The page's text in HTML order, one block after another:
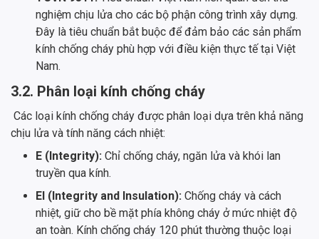
nghiệm chịu lửa cho các bộ phận công trình xây dựng.
Đây là tiêu chuẩn bắt buộc để đảm bảo các sản phẩm
kính chống cháy phù hợp với điều kiện thực tế tại Việt
Nam.
3.2. Phân loại kính chống cháy
Các loại kính chống cháy được phân loại dựa trên khả năng
chịu lửa và tính năng cách nhiệt:
E (Integrity): Chỉ chống cháy, ngăn lửa và khói lan
truyền qua kính.
EI (Integrity and Insulation): Chống cháy và cách
nhiệt, giữ cho bề mặt phía không cháy ở mức nhiệt độ
an toàn. Kính chống cháy 120 phút thường thuộc loại